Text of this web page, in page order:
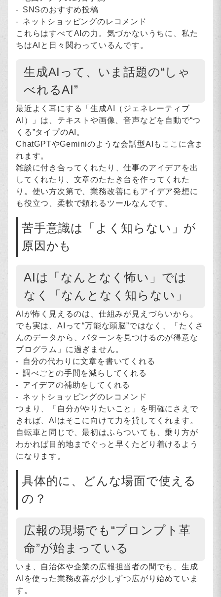
SNSのおすすめ投稿
ネットショッピングのレコメンド
これらはすべてAIの力。気づかないうちに、私た
ちはAIと日々関わっているんです。
生成AIって、いま話題の“しゃ
べれるAI”
最近よく耳にする「生成AI（ジェネレーティブ
AI）」は、テキストや画像、音声などを自動で“つ
くる”タイプのAI。
ChatGPTやGeminiのような会話型AIもここに含ま
れます。
雑談に付き合ってくれたり、仕事のアイデアを出
してくれたり、文章のたたき台を作ってくれた
り。使い方次第で、業務改善にもアイデア発想に
も役立つ、柔軟で頼れるツールなんです。
苦手意識は「よく知らない」が
原因かも
AIは「なんとなく怖い」では
なく「なんとなく知らない」
AIが怖く見えるのは、仕組みが見えづらいから。
でも実は、AIって“万能な頭脳”ではなく、「たくさ
んのデータから、パターンを見つけるのが得意な
プログラム」に過ぎません。
自分の代わりに文章を書いてくれる
調べごとの手間を減らしてくれる
アイデアの補助をしてくれる
ネットショッピングのレコメンド
つまり、「自分がやりたいこと」を明確にさえで
きれば、AIはそこに向けて力を貸してくれます。
自転車と同じで、最初はふらついても、乗り方が
わかれば目的地までぐっと早くたどり着けるよう
になります。
具体的に、どんな場面で使える
の？
広報の現場でも“プロンプト革
命”が始まっている
いま、自治体や企業の広報担当者の間でも、生成
AIを使った業務改善が少しずつ広がり始めていま
す。